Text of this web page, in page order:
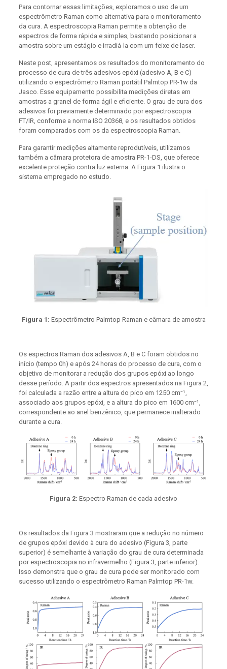
Para contornar essas limitações, exploramos o uso de um
espectrômetro Raman como alternativa para o monitoramento
da cura. A espectroscopia Raman permite a obtenção de
espectros de forma rápida e simples, bastando posicionar a
amostra sobre um estágio e irradiá-la com um feixe de laser.
Neste post, apresentamos os resultados do monitoramento do
processo de cura de três adesivos epóxi (adesivo A, B e C)
utilizando o espectrômetro Raman portátil Palmtop PR-1w da
Jasco. Esse equipamento possibilita medições diretas em
amostras a granel de forma ágil e eficiente. O grau de cura dos
adesivos foi previamente determinado por espectroscopia
FT/IR, conforme a norma ISO 20368, e os resultados obtidos
foram comparados com os da espectroscopia Raman.
Para garantir medições altamente reprodutíveis, utilizamos
também a câmara protetora de amostra PR-1-DS, que oferece
excelente proteção contra luz externa. A Figura 1 ilustra o
sistema empregado no estudo.
Figura 1: Espectrômetro Palmtop Raman e câmara de amostra
Os espectros Raman dos adesivos A, B e C foram obtidos no
início (tempo 0h) e após 24 horas do processo de cura, com o
objetivo de monitorar a redução dos grupos epóxi ao longo
desse período. A partir dos espectros apresentados na Figura 2,
foi calculada a razão entre a altura do pico em 1250 cm⁻¹,
associado aos grupos epóxi, e a altura do pico em 1600 cm⁻¹,
correspondente ao anel benzênico, que permanece inalterado
durante a cura.
Figura 2: Espectro Raman de cada adesivo
Os resultados da Figura 3 mostraram que a redução no número
de grupos epóxi devido à cura do adesivo (Figura 3, parte
superior) é semelhante à variação do grau de cura determinada
por espectroscopia no infravermelho (Figura 3, parte inferior).
Isso demonstra que o grau de cura pode ser monitorado com
sucesso utilizando o espectrômetro Raman Palmtop PR-1w.